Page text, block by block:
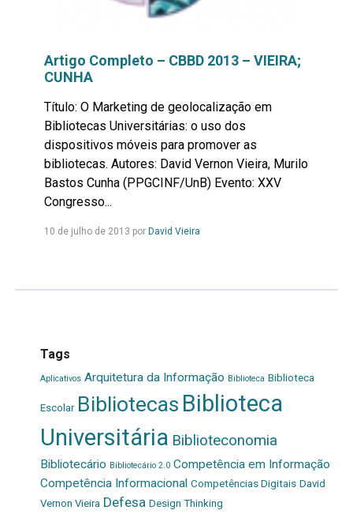
Artigo Completo – CBBD 2013 – VIEIRA;
CUNHA
Título: O Marketing de geolocalização em
Bibliotecas Universitárias: o uso dos
dispositivos móveis para promover as
bibliotecas. Autores: David Vernon Vieira, Murilo
Bastos Cunha (PPGCINF/UnB) Evento: XXV
Congresso...
10 de julho de 2013 por David VieiraLeia
Tags
Aplicativos Arquitetura da Informação Biblioteca Biblioteca
Escolar Bibliotecas Biblioteca
Universitária Biblioteconomia
Bibliotecário Bibliotecário 2.0 Competência em Informação
Competência Informacional Competências Digitais David
Vernon Vieira Defesa Design Thinking